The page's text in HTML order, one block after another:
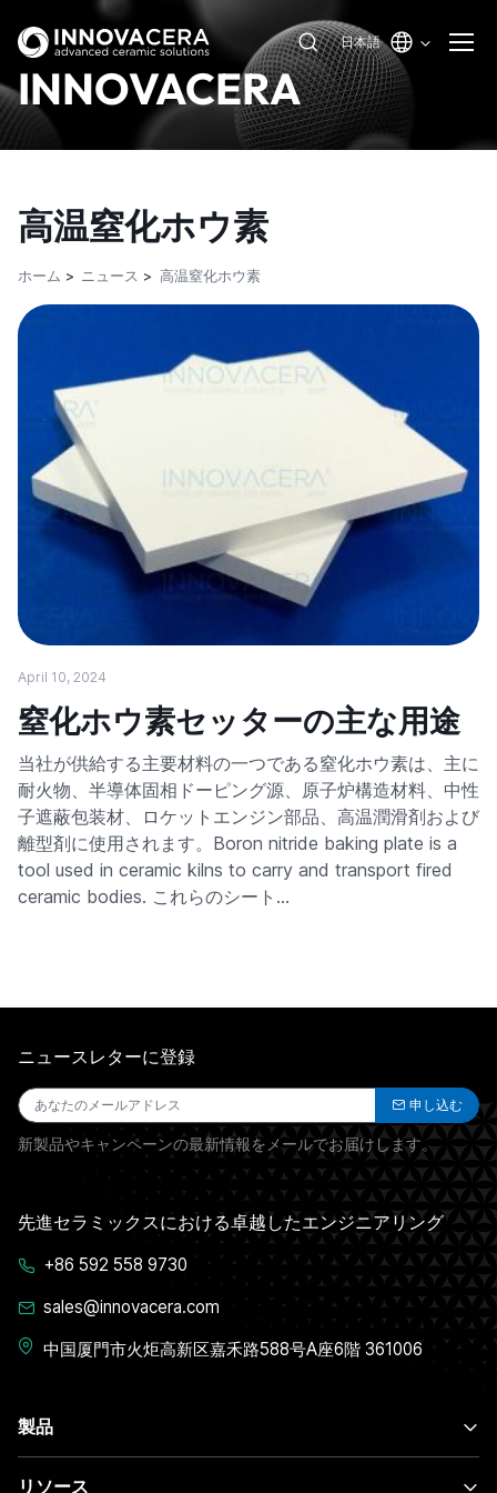
日本語
INNOVACERA
高温窒化ホウ素
ホーム ニュース 高温窒化ホウ素
April 10, 2024
窒化ホウ素セッターの主な用途
当社が供給する主要材料の一つである窒化ホウ素は、主に
耐火物、半導体固相ドーピング源、原子炉構造材料、中性
子遮蔽包装材、ロケットエンジン部品、高温潤滑剤および
離型剤に使用されます。Boron nitride baking plate is a
tool used in ceramic kilns to carry and transport fired
ceramic bodies. これらのシート…
製品
リソース
ニュースレターに登録
申し込む
新製品やキャンペーンの最新情報をメールでお届けします。
先進セラミックスにおける卓越したエンジニアリング
+86 592 558 9730
sales@innovacera.com
中国厦門市火炬高新区嘉禾路588号A座6階 361006